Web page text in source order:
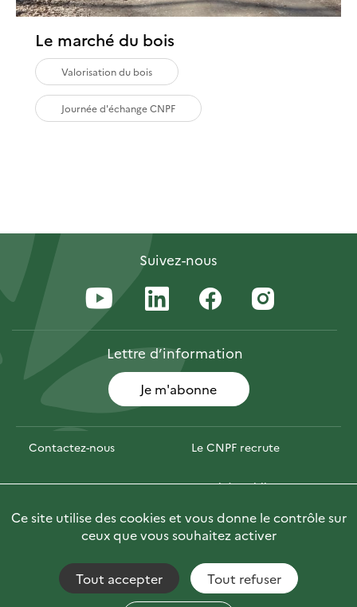
Le marché du bois
Valorisation du bois
Journée d'échange CNPF
Suivez-nous
Lettred’information
Je m'abonne
Contactez-nous Le CNPF recrute
Espace presse Marchés publics
PhotoFor Briefly in English
Accessibilité : non conforme
Fils RSS
Ce site utilise des cookies et vous donne le contrôle sur
ceux que vous souhaitez activer
Tout accepter Tout refuser